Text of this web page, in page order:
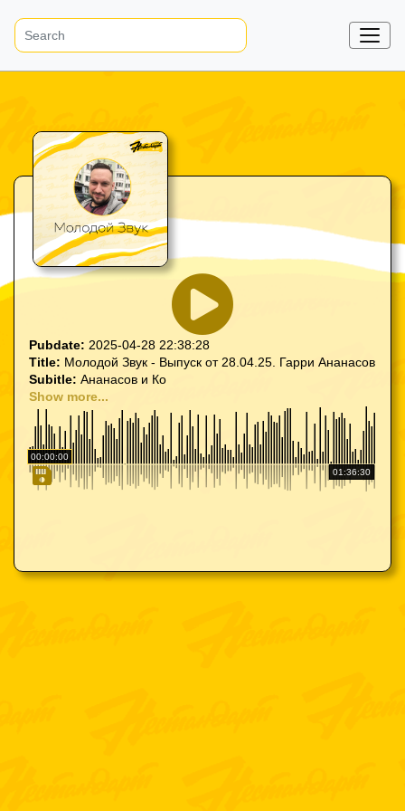
Pubdate: 2025-04-28 22:38:28
Title: Молодой Звук - Выпуск от 28.04.25. Гарри Ананасов
Subitle: Ананасов и Ко
Show more...
00:00:00
01:36:30